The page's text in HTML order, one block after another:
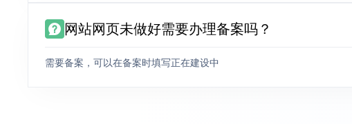
网站网页未做好需要办理备案吗？
需要备案，可以在备案时填写正在建设中